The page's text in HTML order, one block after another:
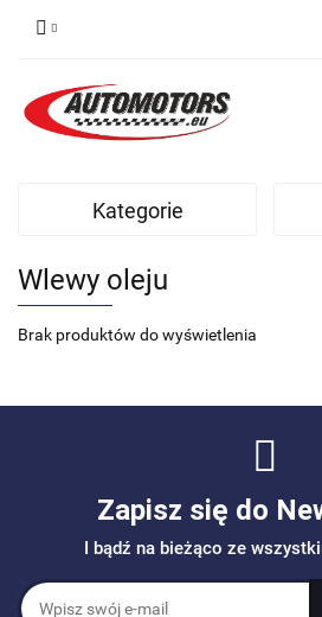
Kategorie
Wlewy oleju
Brak produktów do wyświetlenia
Zapisz się do
I bądź na bieżąco ze